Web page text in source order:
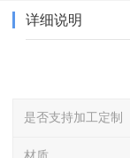
详细说明
是否支持加工定制